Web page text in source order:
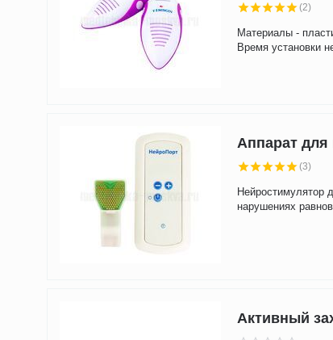
(2)
Материалы -
Время установки
Аппарат
(3)
Нейростимулятор
нарушениях
Активный